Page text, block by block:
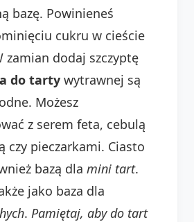
bazę. Powinieneś
cukru w cieście
zamian dodaj szczyptę
do tarty wytrawnej są
Możesz
z serem feta, cebulą
czy pieczarkami. Ciasto
bazą dla mini tart.
jako baza dla
. Pamiętaj, aby do tart